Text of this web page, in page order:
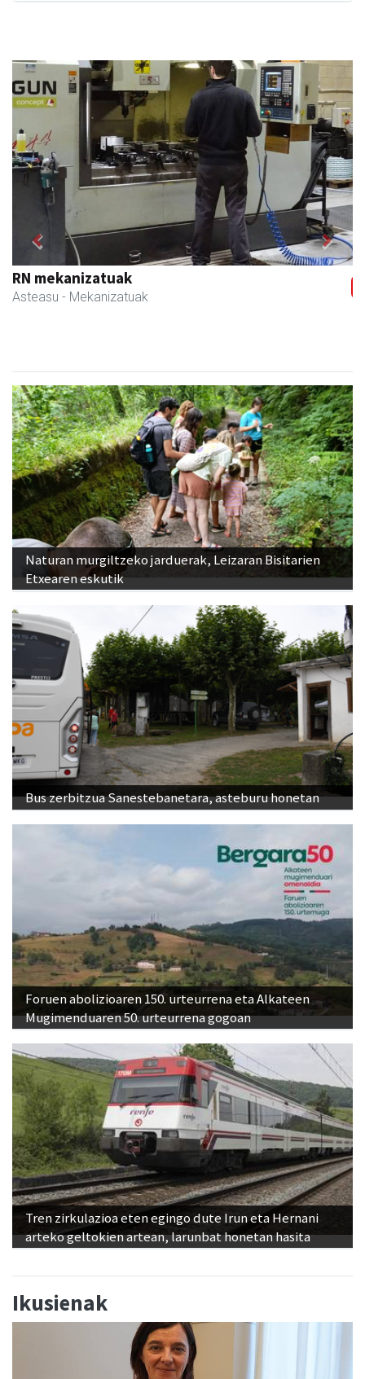
RN mekanizatuak
Asteasu - Mekanizatuak
Previous Next
Naturan murgiltzeko jarduerak, Leizaran Bisitarien
Etxearen eskutik
Bus zerbitzua Sanestebanetara, asteburu honetan
Foruen abolizioaren 150. urteurrena eta Alkateen
Mugimenduaren 50. urteurrena gogoan
Tren zirkulazioa eten egingo dute Irun eta Hernani
arteko geltokien artean, larunbat honetan hasita
Ikusienak